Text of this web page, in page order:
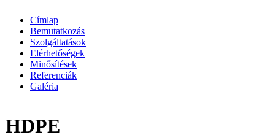
Címlap
Bemutatkozás
Szolgáltatások
Elérhetőségek
Minősítések
Referenciák
Galéria
HDPE